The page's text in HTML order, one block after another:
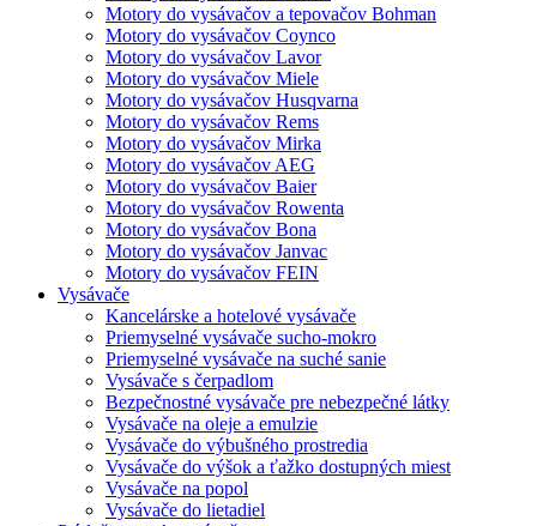
Motory do vysávačov a tepovačov Bohman
Motory do vysávačov Coynco
Motory do vysávačov Lavor
Motory do vysávačov Miele
Motory do vysávačov Husqvarna
Motory do vysávačov Rems
Motory do vysávačov Mirka
Motory do vysávačov AEG
Motory do vysávačov Baier
Motory do vysávačov Rowenta
Motory do vysávačov Bona
Motory do vysávačov Janvac
Motory do vysávačov FEIN
Vysávače
Kancelárske a hotelové vysávače
Priemyselné vysávače sucho-mokro
Priemyselné vysávače na suché sanie
Vysávače s čerpadlom
Bezpečnostné vysávače pre nebezpečné látky
Vysávače na oleje a emulzie
Vysávače do výbušného prostredia
Vysávače do výšok a ťažko dostupných miest
Vysávače na popol
Vysávače do lietadiel